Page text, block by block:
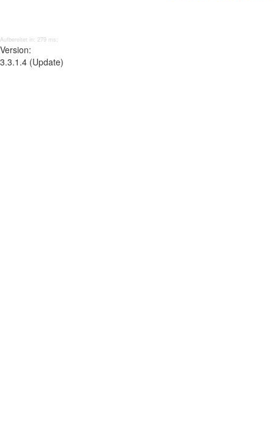
Aufbereitet in: 279 ms;
Version:
3.3.1.4 (Update)